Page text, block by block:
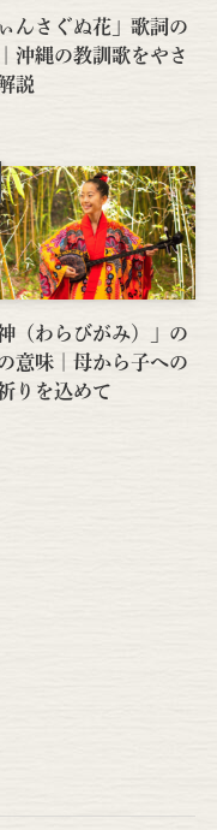
ぃんさぐぬ花」歌詞の
沖縄の教訓歌をやさ
説
神（わらびがみ）」の
意味｜母から子への
りを込めて